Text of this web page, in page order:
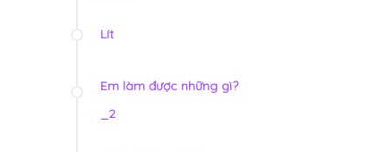
Lít
Em làm được những gì?
_2